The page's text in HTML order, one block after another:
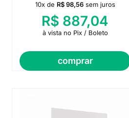
comprar
10x de R$98,56 sem juros
R$ 887,04
à vista no Pix / Boleto